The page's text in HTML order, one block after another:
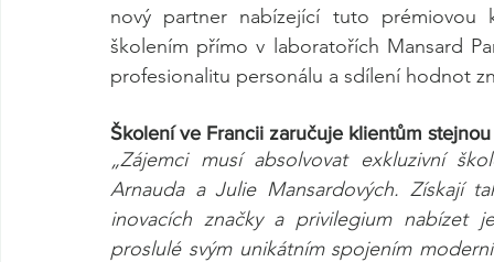
nový partner nabízející tuto prémiovou
školením přímo v laboratořích Mansard
profesionalitu personálu a sdílení hodnot
Školení ve Francii zaručuje klientům
„Zájemci musí absolvovat exkluzivní
Arnauda a Julie Mansardových. Získají
inovacích značky a privilegium nabízet
proslulé svým unikátním spojením